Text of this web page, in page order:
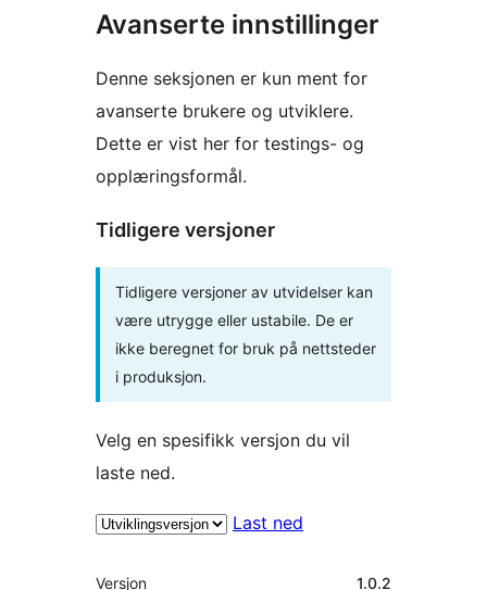
Avanserte innstillinger
Denne seksjonen er kun ment for
avanserte brukere og utviklere.
Dette er vist her for testings- og
opplæringsformål.
Tidligere versjoner
Tidligere versjoner av utvidelser kan
være utrygge eller ustabile. De er
ikke beregnet for bruk på nettsteder
i produksjon.
Velg en spesifikk versjon du vil
laste ned.
Last ned
Meta
Versjon 1.0.2